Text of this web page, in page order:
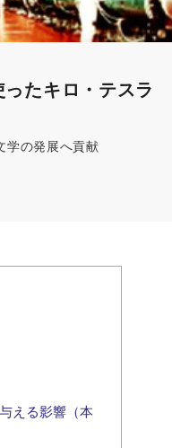
たキロ・テスラ
学の発展へ貢献
える影響（本